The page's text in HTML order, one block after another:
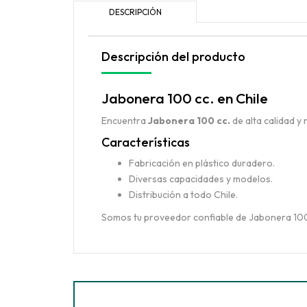
DESCRIPCIÓN
Descripción del producto
Jabonera 100 cc. en Chile
Encuentra Jabonera 100 cc. de alta calidad y
Características
Fabricación en plástico duradero.
Diversas capacidades y modelos.
Distribución a todo Chile.
Somos tu proveedor confiable de Jabonera